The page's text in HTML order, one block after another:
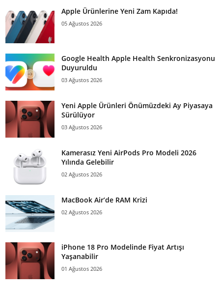
Apple Ürünlerine Yeni Zam Kapıda!
05 Ağustos 2026
Google Health Apple Health Senkronizasyonu
Duyuruldu
03 Ağustos 2026
Yeni Apple Ürünleri Önümüzdeki Ay Piyasaya
Sürülüyor
03 Ağustos 2026
Kamerasız Yeni AirPods Pro Modeli 2026
Yılında Gelebilir
02 Ağustos 2026
MacBook Air’de RAM Krizi
02 Ağustos 2026
iPhone 18 Pro Modelinde Fiyat Artışı
Yaşanabilir
01 Ağustos 2026